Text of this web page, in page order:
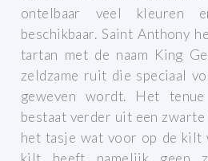
ontelbaar veel kleuren
beschikbaar. Saint Anthony
tartan met de naam King
zeldzame ruit die speciaal
geweven wordt. Het
bestaat verder uit een
het tasje wat voor op de kilt